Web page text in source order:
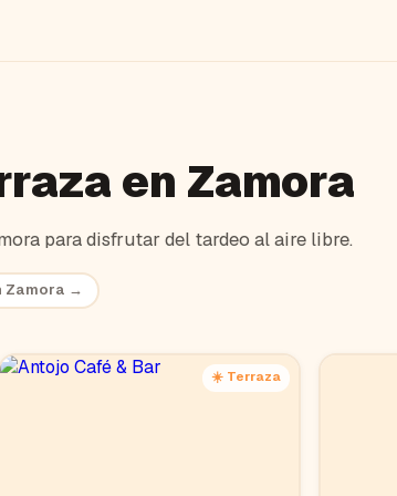
en Zamora
para disfrutar del tardeo al aire libre.
Zamora →
☀️ Terraza